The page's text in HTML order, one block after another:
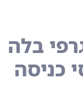
בלה
כניסה